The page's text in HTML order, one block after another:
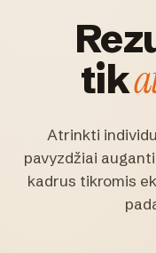
tik
Atrinkti
pavyzdžiai
kadrus tikromis